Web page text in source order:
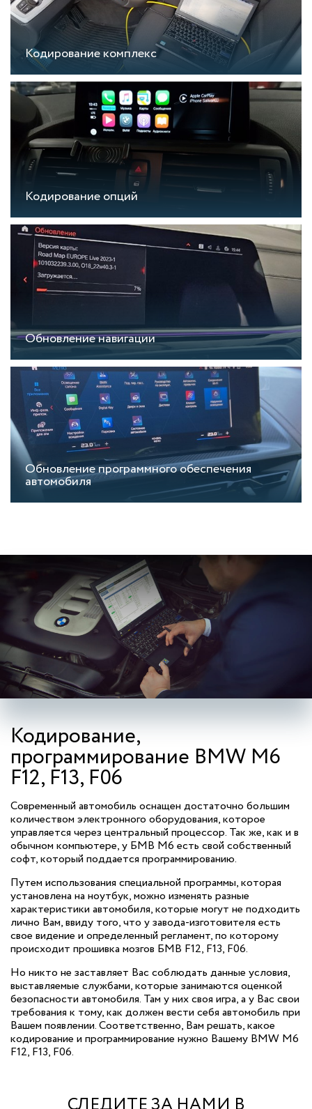
Кодирование комплекс
Кодирование опций
Обновление навигации
Обновление программного обеспечения
автомобиля
Кодирование,
программирование BMW M6
F12, F13, F06
Современный автомобиль оснащен достаточно большим
количеством электронного оборудования, которое
управляется через центральный процессор. Так же, как и в
обычном компьютере, у БМВ M6 есть свой собственный
софт, который поддается программированию.
Путем использования специальной программы, которая
установлена на ноутбук, можно изменять разные
характеристики автомобиля, которые могут не подходить
лично Вам, ввиду того, что у завода-изготовителя есть
свое видение и определенный регламент, по которому
происходит прошивка мозгов БМВ F12, F13, F06.
Но никто не заставляет Вас соблюдать данные условия,
выставляемые службами, которые занимаются оценкой
безопасности автомобиля. Там у них своя игра, а у Вас свои
требования к тому, как должен вести себя автомобиль при
Вашем появлении. Соответственно, Вам решать, какое
кодирование и программирование нужно Вашему BMW M6
F12, F13, F06.